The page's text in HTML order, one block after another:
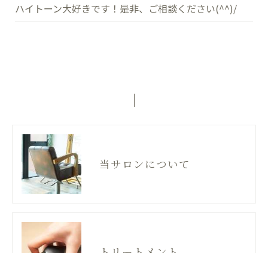
ハイトーン大好きです！是非、ご相談ください(^^)/
当サロンについて